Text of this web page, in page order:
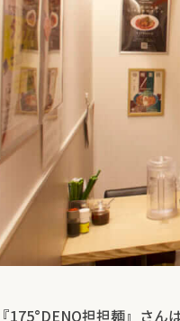
『175°DENO担担麺』さ